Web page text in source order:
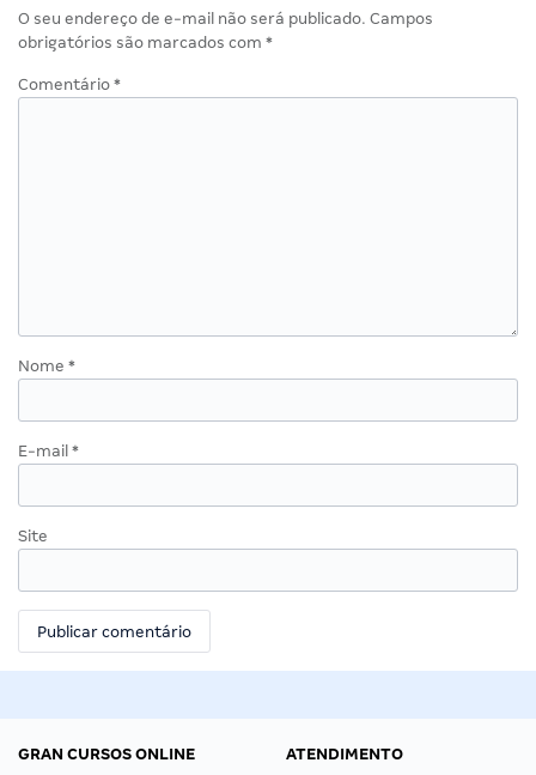
O seu endereço de e-mail não será publicado. Campos
obrigatórios são marcados com *
Comentário *
Nome *
E-mail *
Site
GRAN CURSOS ONLINE
ATENDIMENTO